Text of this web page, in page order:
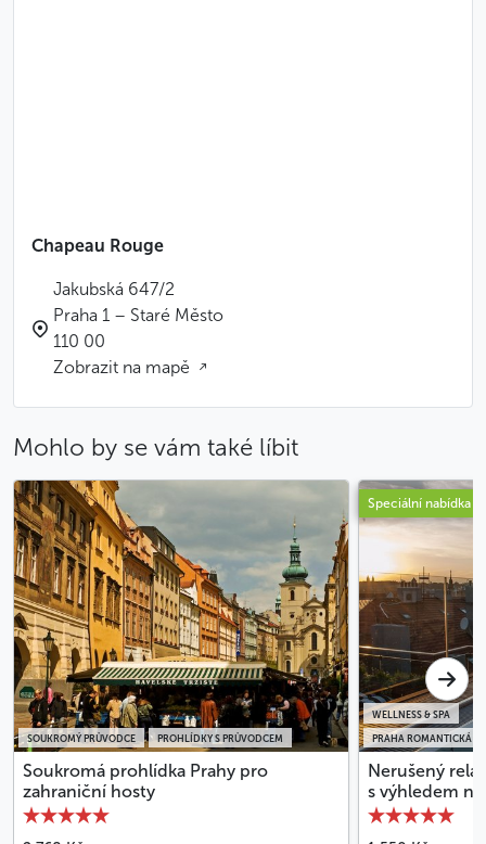
Chapeau Rouge
Jakubská 647/2
Praha 1 – Staré Město
110 00
Zobrazit na mapě
Mohlo by se vám také líbit
SOUKROMÝ PRŮVODCE PROHLÍDKY S PRŮVODCEM
Soukromá prohlídka Prahy pro
zahraniční hosty
Speciální nabídka
PRAHA ROMANTICKÁ
WELLNESS & SPA
Nerušený
s výhledem